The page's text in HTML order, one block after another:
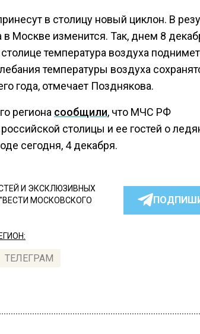
в столицу новый циклон. В
в Москве изменится. Так, днем 8
температура воздуха
температуры воздуха
года, отмечает Позднякова.
региона сообщили, что МЧС РФ
столицы и ее гостей о
сегодня, 4 декабря.
И ЭКСКЛЮЗИВНЫХ
МОСКОВСКОГО
ТЕЛЕГРАМ